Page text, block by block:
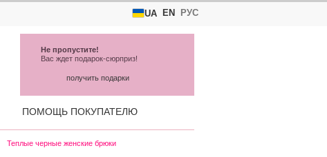
UA EN РУС
Теплые черные женские брюки
ПОМОЩЬ ПОКУПАТЕЛЮ
Не пропустите!
Вас ждет подарок-сюрприз!
получить подарки